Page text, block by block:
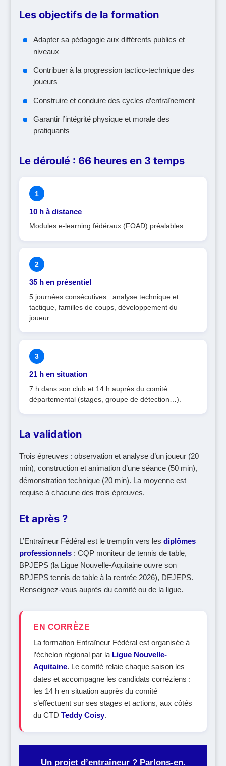
Les objectifs de la formation
Adapter sa pédagogie aux différents publics et
niveaux
Contribuer à la progression tactico-technique des
joueurs
Construire et conduire des cycles d’entraînement
Garantir l’intégrité physique et morale des
pratiquants
Le déroulé : 66 heures en 3 temps
1
10 h à distance
Modules e-learning fédéraux (FOAD) préalables.
2
35 h en présentiel
5 journées consécutives : analyse technique et
tactique, familles de coups, développement du
joueur.
3
21 h en situation
7 h dans son club et 14 h auprès du comité
départemental (stages, groupe de détection…).
La validation
Trois épreuves : observation et analyse d’un joueur (20
min), construction et animation d’une séance (50 min),
démonstration technique (20 min). La moyenne est
requise à chacune des trois épreuves.
Et après ?
L’Entraîneur Fédéral est le tremplin vers lesdiplômes
professionnels : CQP moniteur de tennis de table,
BPJEPS (la Ligue Nouvelle-Aquitaine ouvre son
BPJEPS tennis de table à la rentrée 2026), DEJEPS.
Renseignez-vous auprès du comité ou de la ligue.
EN CORRÈZE
La formation Entraîneur Fédéral est organisée à
l’échelon régional par la Ligue Nouvelle-
Aquitaine. Le comité relaie chaque saison les
dates et accompagne les candidats corréziens :
les 14 h en situation auprès du comité
s’effectuent sur ses stages et actions, aux côtés
du CTDTeddy Coisy.
Un projet d’entraîneur ? Parlons-en.